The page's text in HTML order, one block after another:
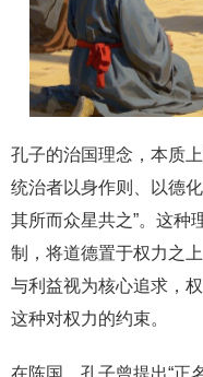
孔子的治国理念，本质
统治者以身作则、以德
其所而众星共之”。这种
制，将道德置于权力之
与利益视为核心追求，
这种对权力的约束。
在陈国，孔子曾提出“正